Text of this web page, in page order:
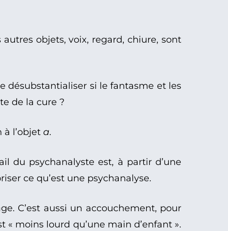
objets, voix, regard, chiure, sont
désubstantialiser si le fantasme et les
de la cure ?
à l’objet a.
du psychanalyste est, à partir d’une
ce qu’est une psychanalyse.
C’est aussi un accouchement, pour
« moins lourd qu’une main d’enfant ».